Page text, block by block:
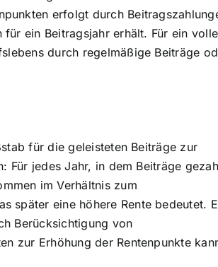
erfolgt durch
ein Beitragsjahr erhält. Für ein
durch regelmäßige Beiträge
für die geleisteten Beiträge zur
Für jedes Jahr, in dem Beiträge
im Verhältnis zum
später eine höhere Rente bedeutet.
Berücksichtigung von
zur Erhöhung der Rentenpunkte